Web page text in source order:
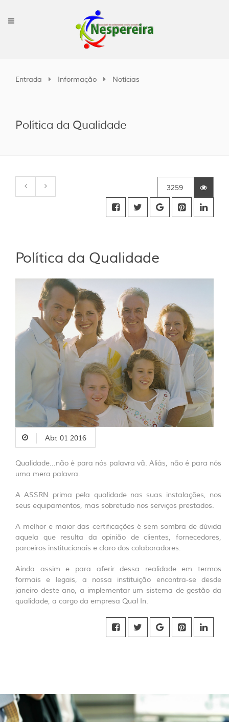
Entrada Informação Notícias
Política da Qualidade
3259
Política da Qualidade
Abr. 01 2016
Qualidade...não é para nós palavra vã. Aliás, não é para nós
uma mera palavra.
A ASSRN prima pela qualidade nas suas instalações, nos
seus equipamentos, mas sobretudo nos serviços prestados.
A melhor e maior das certificações é sem sombra de dúvida
aquela que resulta da opinião de clientes, fornecedores,
parceiros institucionais e claro dos colaboradores.
Ainda assim e para aferir dessa realidade em termos
formais e legais, a nossa instituição encontra-se desde
janeiro deste ano, a implementar um sistema de gestão da
qualidade, a cargo da empresa Qual In.